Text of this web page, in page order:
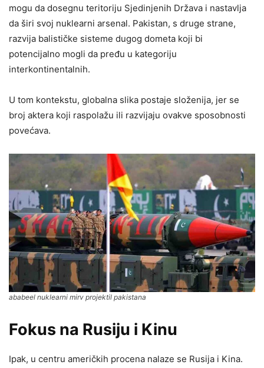
mogu da dosegnu teritoriju Sjedinjenih Država i nastavlja
da širi svoj nuklearni arsenal. Pakistan, s druge strane,
razvija balističke sisteme dugog dometa koji bi
potencijalno mogli da pređu u kategoriju
interkontinentalnih.
U tom kontekstu, globalna slika postaje složenija, jer se
broj aktera koji raspolažu ili razvijaju ovakve sposobnosti
povećava.
ababeel nuklearni mirv projektil pakistana
Fokus na Rusiju i Kinu
Ipak, u centru američkih procena nalaze se Rusija i Kina.